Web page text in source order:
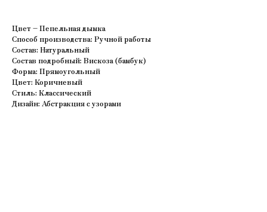
Цвет – Пепельная дымка
Способ производства: Ручной работы
Состав: Натуральный
Состав подробный: Вискоза (бамбук)
Форма: Прямоугольный
Цвет: Коричневый
Стиль: Классический
Дизайн: Абстракция с узорами